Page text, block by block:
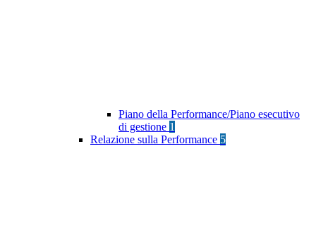
Piano della Performance/Piano esecutivo
di gestione 1
Relazione sulla Performance 5